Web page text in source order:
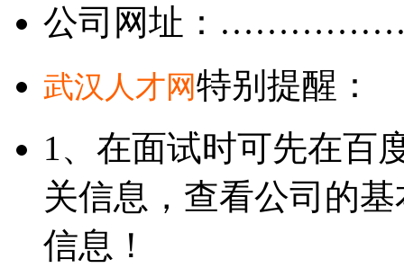
公司网址：
武汉人才网特别提醒：
1、在面试时可先在百
关信息，查看公司的
信息！